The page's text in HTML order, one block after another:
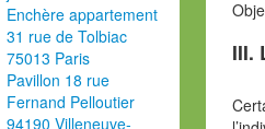
Enchère appartement
31 rue de Tolbiac
75013 Paris
Pavillon 18 rue
Fernand Pelloutier
94190 Villeneuve-
III.